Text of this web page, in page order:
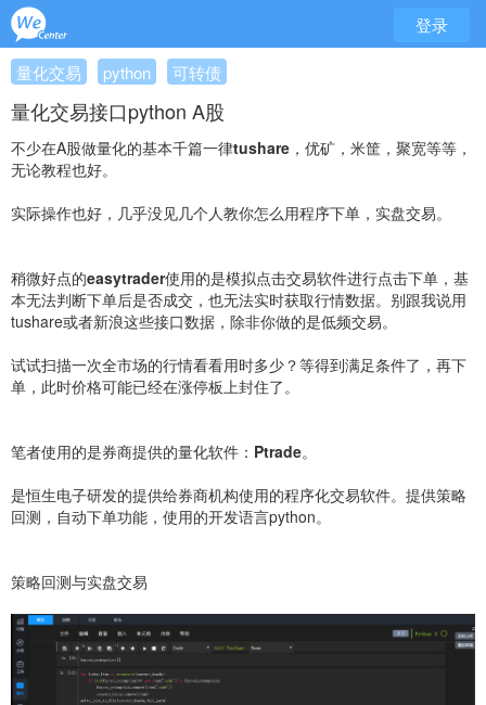
登录
量化交易 python 可转债
量化交易接口python A股
不少在A股做量化的基本千篇一律tushare ，优矿，米筐，聚宽等等，
无论教程也好。
实际操作也好，几乎没见几个人教你怎么用程序下单，实盘交易。
稍微好点的easytrader使用的是模拟点击交易软件进行点击下单，基
本无法判断下单后是否成交，也无法实时获取行情数据。别跟我说用
tushare或者新浪这些接口数据，除非你做的是低频交易。
试试扫描一次全市场的行情看看用时多少？等得到满足条件了，再下
单，此时价格可能已经在涨停板上封住了。
笔者使用的是券商提供的量化软件： Ptrade。
是恒生电子研发的提供给券商机构使用的程序化交易软件。提供策略
回测，自动下单功能，使用的开发语言python。
策略回测与实盘交易